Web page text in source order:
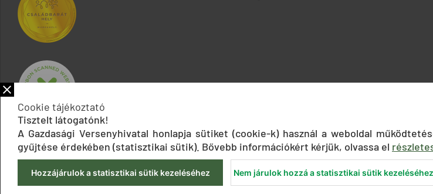
Impresszum Adatkezelési tájékoztatók Akadálymentesítési nyilatkozat Közadatkereső Süti
Cookie tájékoztató
Tisztelt látogatónk!
A Gazdasági Versenyhivatal honlapja sütiket (cookie-k) használ a weboldal
gyűjtése érdekében (statisztikai sütik). Bővebb információkért kérjük, olvassa el
Hozzájárulok a statisztikai sütik kezeléséhez Nem járulok hozzá a statisztikai sütik kezeléséhez